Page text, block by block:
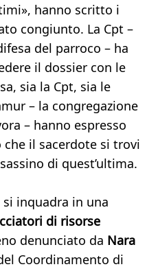
hanno scritto i
congiunto. La Cpt –
del parroco – ha
il dossier con le
sia la Cpt, sia le
– la congregazione
– hanno espresso
il sacerdote si trovi
di quest’ultima.
inquadra in una
di risorse
denunciato da Nara
Coordinamento di